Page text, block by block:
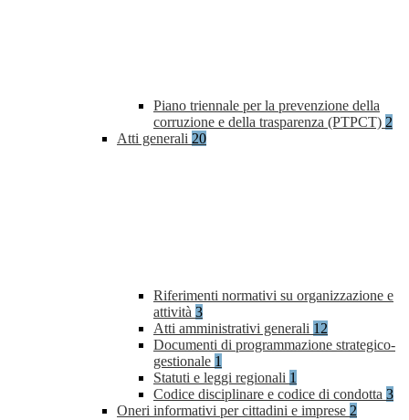
Piano triennale per la prevenzione della
corruzione e della trasparenza (PTPCT) 2
Atti generali 20
Riferimenti normativi su organizzazione e
attività 3
Atti amministrativi generali 12
Documenti di programmazione strategico-
gestionale 1
Statuti e leggi regionali 1
Codice disciplinare e codice di condotta 3
Oneri informativi per cittadini e imprese 2